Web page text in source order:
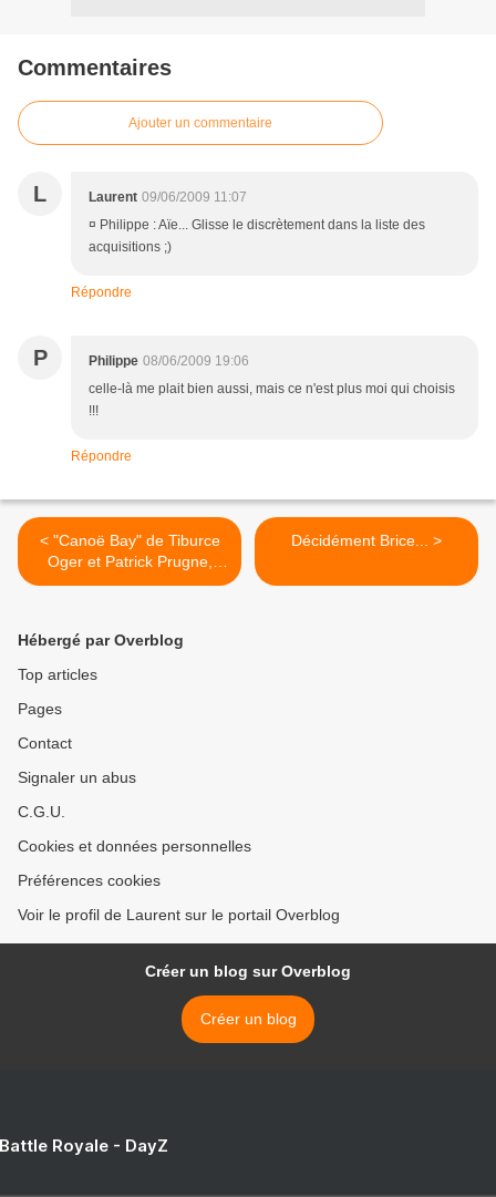
Commentaires
Ajouter un commentaire
L Laurent 09/06/2009 11:07
¤ Philippe : Aïe... Glisse le discrètement dans la liste des
acquisitions ;)
Répondre
P Philippe 08/06/2009 19:06
celle-là me plait bien aussi, mais ce n'est plus moi qui choisis
!!!
Répondre
< "Canoë Bay" de Tiburce
Oger et Patrick Prugne,
Daniel Maghen, 2009 (F)
Décidément Brice... >
Hébergé par Overblog
Top articles
Pages
Contact
Signaler un abus
C.G.U.
Cookies et données personnelles
Préférences cookies
Voir le profil de Laurent sur le portail Overblog
Créer un blog sur Overblog
Créer un blog
Royale - DayZ